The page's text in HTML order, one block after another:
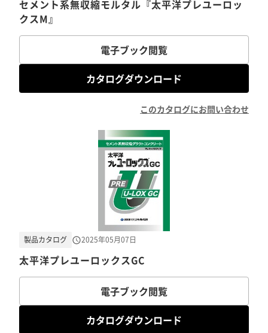
セメント系無収縮モルタル『太平洋プレユーロッ
クスM』
電子ブック閲覧
カタログダウンロード
このカタログにお問い合わせ
太平洋プレユーロックスGC
製品カタログ 2025年05月07日
電子ブック閲覧
カタログダウンロード